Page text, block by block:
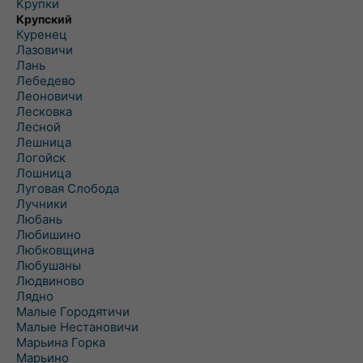
Крупки
Крупский
Куренец
Лазовичи
Лань
Лебедево
Леоновичи
Лесковка
Лесной
Лешница
Логойск
Лошница
Луговая Слобода
Лучники
Любань
Любишино
Любковщина
Любушаны
Людвиново
Лядно
Малые Городятичи
Малые Нестановичи
Марьина Горка
Марьино